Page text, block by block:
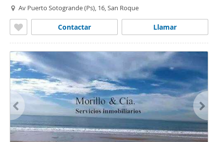
Av Puerto Sotogrande (Ps), 16, San Roque
Llamar
Contactar